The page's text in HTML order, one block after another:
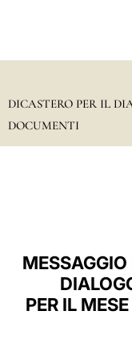
DICASTERO PER IL
DOCUMENTI
MESSAGGIO
PER IL